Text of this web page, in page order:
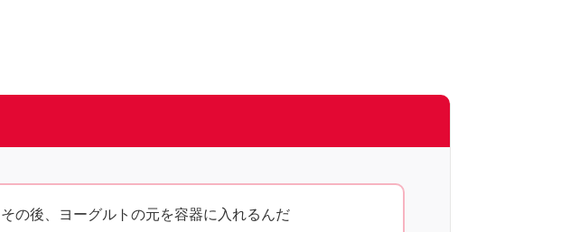
その後、ヨーグルトの元を容器に入れるんだ